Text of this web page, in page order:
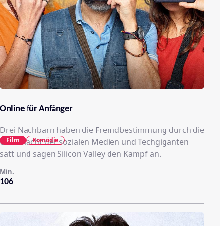
Online für Anfänger
Drei Nachbarn haben die Fremdbestimmung durch die
Übermacht der sozialen Medien und Techgiganten
satt und sagen Silicon Valley den Kampf an.
106
Min.
Film Komödie